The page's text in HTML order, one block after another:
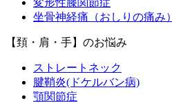
坐骨神経痛（おしりの痛み）
【頚・肩・手】のお悩み
ストレートネック
腱鞘炎(ドケルバン病)
顎関節症